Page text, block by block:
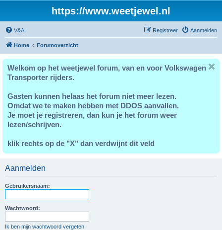
https://www.weetjewel.nl
V&A Aanmelden
Registreer
Home Forumoverzicht
Welkom op het weetjewel forum, van en voor Volkswagen
Transporter rijders.
Gasten kunnen helaas het forum niet meer lezen.
Omdat we te maken hebben met DDOS aanvallen.
Je moet je registreren, dan kun je het forum weer
lezen/schrijven.
klik rechts op de "X" dan verdwijnt dit veld
Aanmelden
Gebruikersnaam:
Wachtwoord:
Ik ben mijn wachtwoord vergeten